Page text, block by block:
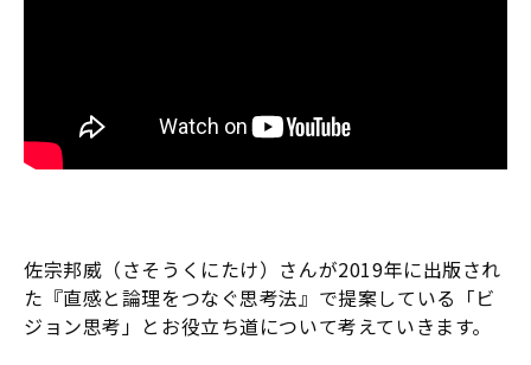
佐宗邦威（さそうくにたけ）さんが2019年に出版され
た『直感と論理をつなぐ思考法』で提案している「ビ
ジョン思考」とお役立ち道について考えていきます。